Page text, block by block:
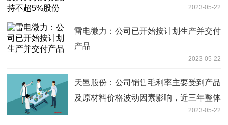
2023-05-22
雷电微力：公司已开始按计划生产并交付
产品
2023-05-22
天邑股份：公司销售毛利率主要受到产品
及原材料价格波动因素影响，近三年整体
保持稳定在20%左右_环球观天下2023-05-22